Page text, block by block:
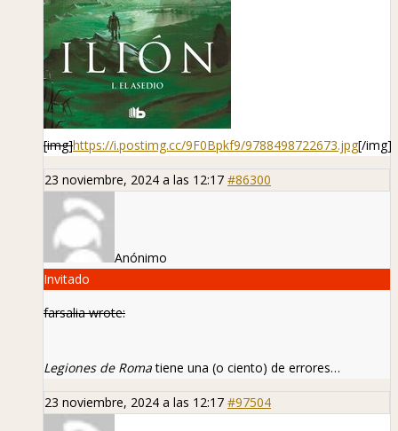
[img]https://i.postimg.cc/9F0Bpkf9/9788498722673.jpg[/img]
23 noviembre, 2024 a las 12:17 #86300
Anónimo
Invitado
farsalia wrote:
Legiones de Romatiene una (o ciento) de errores…
23 noviembre, 2024 a las 12:17 #97504